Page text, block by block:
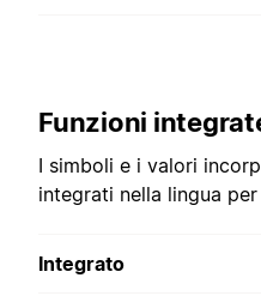
Funzioni
I simboli e i valori
integrati nella lingua
Integrato